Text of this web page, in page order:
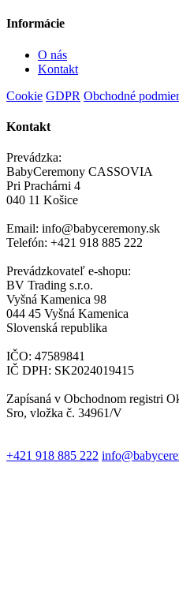
Informácie
O nás
Kontakt
Cookie GDPR Obchodné
Kontakt
Prevádzka:
BabyCeremony CASSOVIA
Pri Prachárni 4
040 11 Košice
Email: info@babyceremony.sk
Telefón: +421 918 885 222
Prevádzkovateľ e-shopu:
BV Trading s.r.o.
Vyšná Kamenica 98
044 45 Vyšná Kamenica
Slovenská republika
IČO: 47589841
IČ DPH: SK2024019415
Zapísaná v Obchodnom registri
Sro, vložka č. 34961/V
+421 918 885 222